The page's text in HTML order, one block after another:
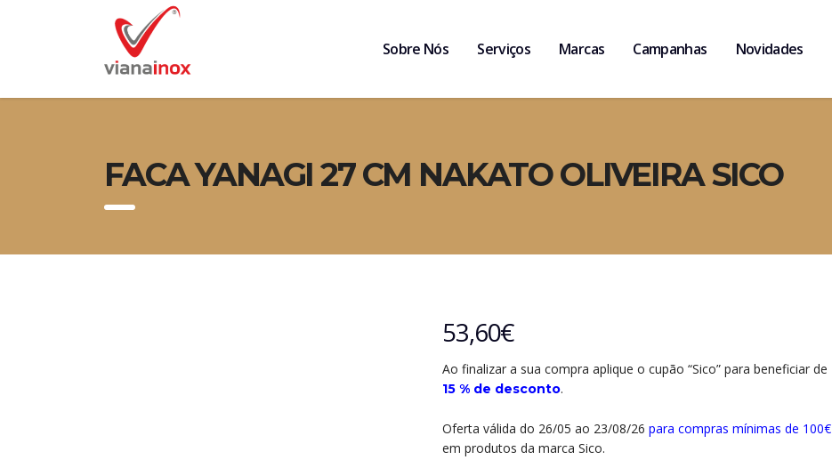
Sobre Nós Serviços Marcas Campanhas Novidades
FACA YANAGI 27 CM NAKATO OLIVEIRA SICO
53,60€
Ao finalizar a sua compra aplique o cupão “Sico” para beneficiar de
15 % de desconto.
Oferta válida do 26/05 ao 23/08/26 para compras mínimas de 100€
em produtos da marca Sico.